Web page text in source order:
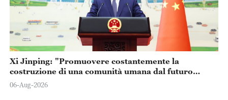
Xi Jinping: "Promuovere costantemente la
costruzione di una comunità umana dal futuro
condiviso"
06-Aug-2026